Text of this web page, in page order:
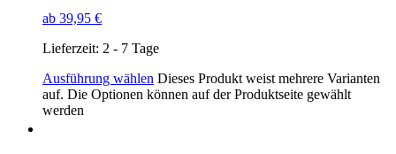
ab 39,95 €
Lieferzeit: 2 - 7 Tage
Ausführung wählen Dieses Produkt weist mehrere Varianten
auf. Die Optionen können auf der Produktseite gewählt
werden